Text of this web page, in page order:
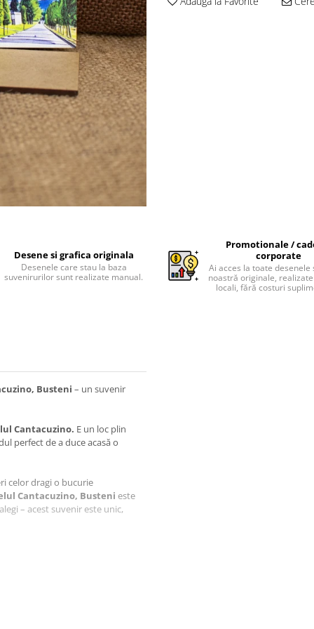
Desene si grafica originala
Desenele care stau la baza
suvenirurilor sunt realizate manual.
Promotionale /
corporate
Ai acces la toate desenele
noastră originale,
locali, fără costuri
Busteni – un suvenir
Cantacuzino. E un loc plin
perfect de a duce acasă o
celor dragi o bucurie
Cantacuzino, Busteni este
– acest suvenir este unic,